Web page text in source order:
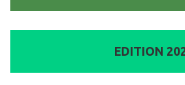
EDITION